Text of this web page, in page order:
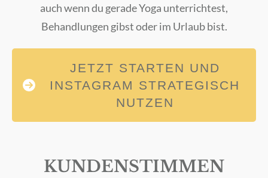
auch wenn du gerade Yoga unterrichtest,
Behandlungen gibst oder im Urlaub bist.
JETZT STARTEN UND
INSTAGRAM STRATEGISCH
NUTZEN
KUNDENSTIMMEN